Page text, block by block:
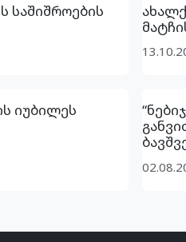
საშიშროების
იუბილეს